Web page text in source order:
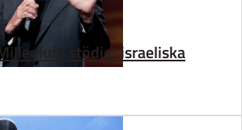
stödjer israeliska